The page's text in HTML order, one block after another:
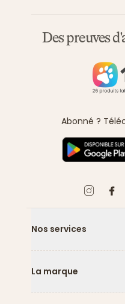
Des preuves
Abonné ?
Nos services
La marque